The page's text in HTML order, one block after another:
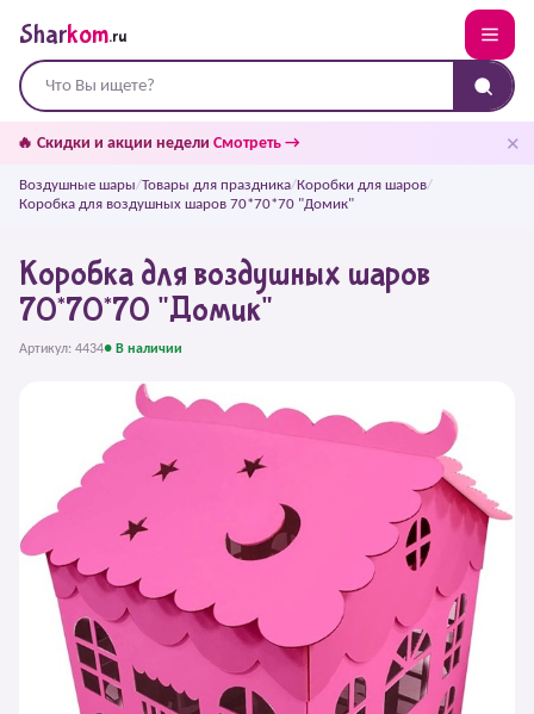
Sharkom.ru
🔥 Скидки и акции недели Смотреть → ✕
Воздушные шары/Товары для праздника/Коробки для шаров/
Коробка для воздушных шаров 70*70*70 "Домик"
Коробка для воздушных шаров
70*70*70 "Домик"
Артикул: 4434● В наличии